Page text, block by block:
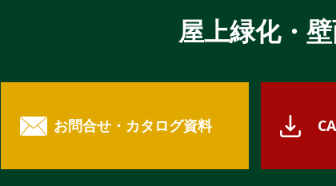
屋上緑化・
お問合せ・カタログ資料